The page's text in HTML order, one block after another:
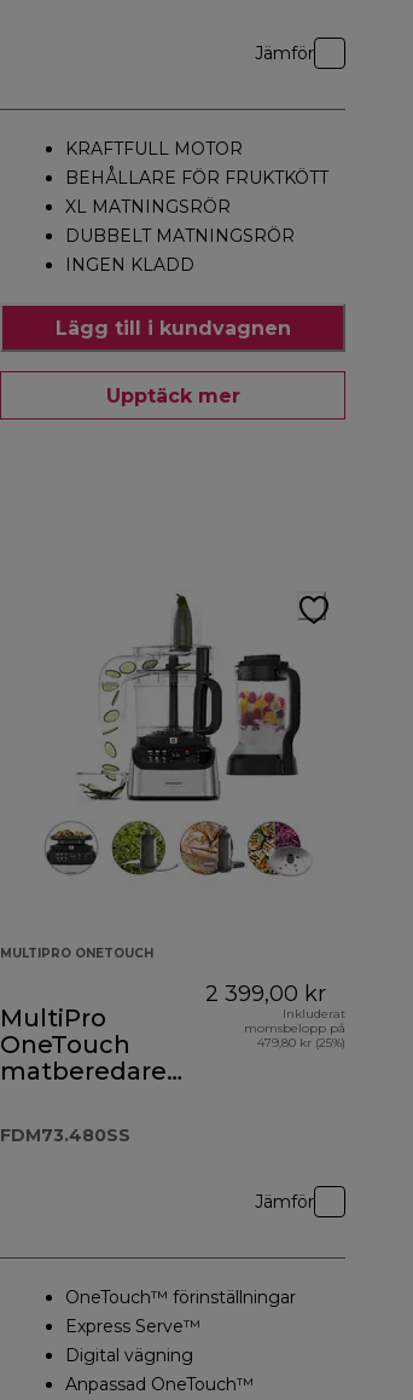
Jämför
KRAFTFULL MOTOR
BEHÅLLARE FÖR FRUKTKÖTT
XL MATNINGSRÖR
DUBBELT MATNINGSRÖR
INGEN KLADD
Lägg till i kundvagnen
Upptäck mer
MULTIPRO ONETOUCH
MultiPro
OneTouch
matberedare
FDM73.480SS
FDM73.480SS
2 399,00 kr
Inkluderat
momsbelopp på
479,80 kr (25%)
Jämför
OneTouch™ förinställningar
Express Serve™
Digital vägning
Anpassad OneTouch™